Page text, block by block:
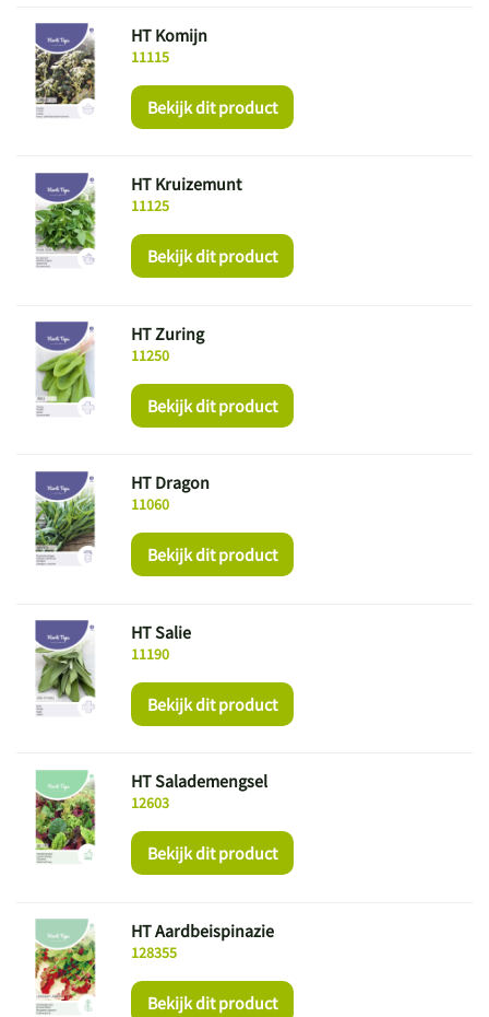
11115
HT Komijn
Bekijk dit product
11125
HT Kruizemunt
Bekijk dit product
11250
HT Zuring
Bekijk dit product
11060
HT Dragon
Bekijk dit product
11190
HT Salie
Bekijk dit product
12603
HT Salademengsel
Bekijk dit product
128355
HT Aardbeispinazie
Bekijk dit product